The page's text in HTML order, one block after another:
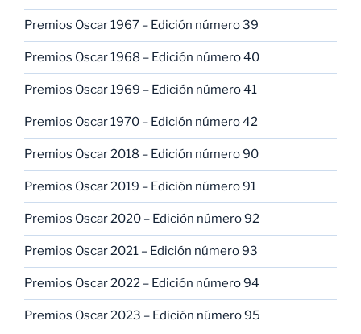
Premios Oscar 1967 – Edición número 39
Premios Oscar 1968 – Edición número 40
Premios Oscar 1969 – Edición número 41
Premios Oscar 1970 – Edición número 42
Premios Oscar 2018 – Edición número 90
Premios Oscar 2019 – Edición número 91
Premios Oscar 2020 – Edición número 92
Premios Oscar 2021 – Edición número 93
Premios Oscar 2022 – Edición número 94
Premios Oscar 2023 – Edición número 95